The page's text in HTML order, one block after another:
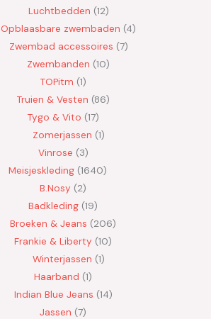
Luchtbedden 12
Opblaasbare zwembaden 4
Zwembad accessoires 7
Zwembanden 10
TOPitm 1
Truien & Vesten 86
Tygo & Vito 17
Zomerjassen 1
Vinrose 3
Meisjeskleding 1640
B.Nosy
2
Badkleding 19
Broeken & Jeans
206
Frankie & Liberty 10
Winterjassen 1
Haarband 1
Indian Blue Jeans 14
Jassen 7